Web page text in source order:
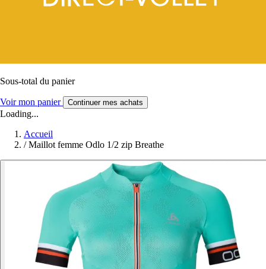
Sous-total du panier
Voir mon panier Continuer mes achats
Loading...
Accueil
/ Maillot femme Odlo 1/2 zip Breathe